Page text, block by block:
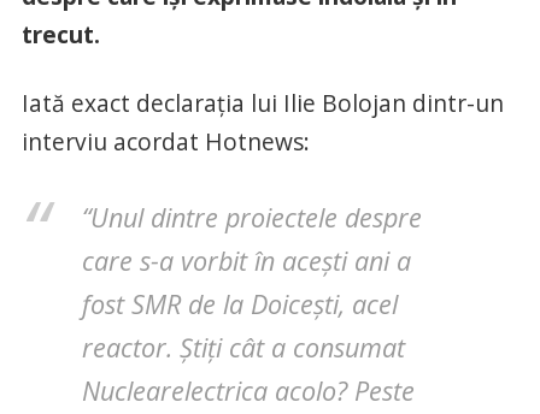
trecut.
Iată exact declarația lui Ilie Bolojan dintr-un
interviu acordat Hotnews:
“Unul dintre proiectele despre
care s-a vorbit în acești ani a
fost SMR de la Doicești, acel
reactor. Știți cât a consumat
Nuclearelectrica acolo? Peste